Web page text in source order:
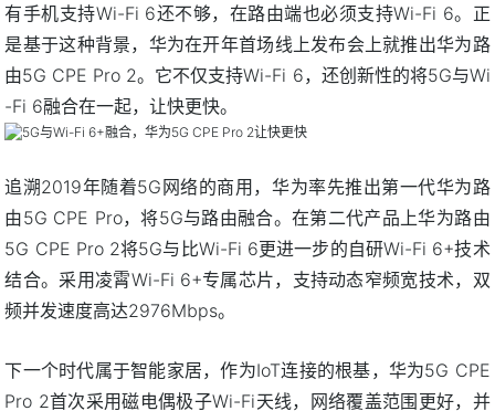
有手机支持Wi-Fi 6还不够，在路由端也必须支持Wi-Fi 6。正
是基于这种背景，华为在开年首场线上发布会上就推出华为路
由5G CPE Pro 2。它不仅支持Wi-Fi 6，还创新性的将5G与Wi
-Fi 6融合在一起，让快更快。
追溯2019年随着5G网络的商用，华为率先推出第一代华为路
由5G CPE Pro，将5G与路由融合。在第二代产品上华为路由
5G CPE Pro 2将5G与比Wi-Fi 6更进一步的自研Wi-Fi 6+技术
结合。采用凌霄Wi-Fi 6+专属芯片，支持动态窄频宽技术，双
频并发速度高达2976Mbps。
下一个时代属于智能家居，作为IoT连接的根基，华为5G CPE
Pro 2首次采用磁电偶极子Wi-Fi天线，网络覆盖范围更好，并